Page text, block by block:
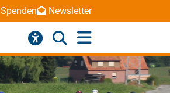
Spenden Newsletter